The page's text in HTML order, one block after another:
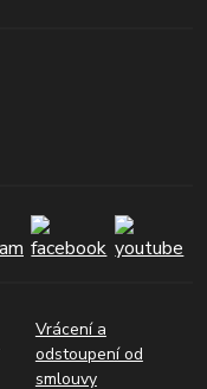
Vrácení a
odstoupení od
smlouvy